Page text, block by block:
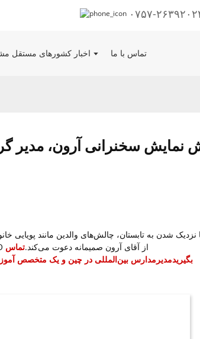
۲۶۳۹۲۰۲۴
اخبار کشورهای مستقل تماس با ما
نمایش سخنرانی آرون، مدیر
نزدیک شدن به تابستان، چالش‌های والدین مانند
ظهور می‌کنند. برای حمایت از والدین در عبور از این مسائل، CIEO از آقای آرون صمیمانه دعوت می‌کند.تماس
بگیریدمدیر مدارس بین‌المللی در چین و یک متخصص